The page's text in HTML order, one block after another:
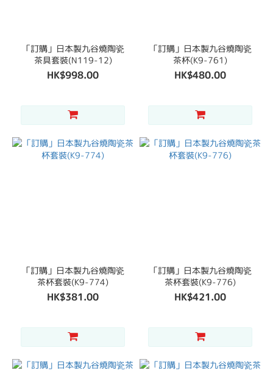
「訂購」日本製九谷燒陶瓷
茶具套裝(N119-12)
HK$998.00
「訂購」日本製九谷燒陶瓷
茶杯(K9-761)
HK$480.00
「訂購」日本製九谷燒陶瓷
茶杯套裝(K9-774)
HK$381.00
「訂購」日本製九谷燒陶瓷
茶杯套裝(K9-776)
HK$421.00